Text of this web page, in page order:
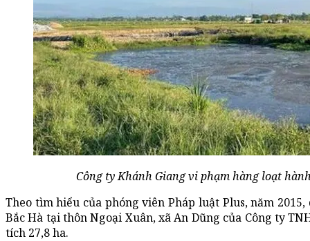
Công ty Khánh Giang vi phạm hàng loạt
Theo tìm hiểu của phóng viên Pháp luật Plus, năm
Bắc Hà tại thôn Ngoại Xuân, xã An Dũng của Công ty
tích 27,8 ha.